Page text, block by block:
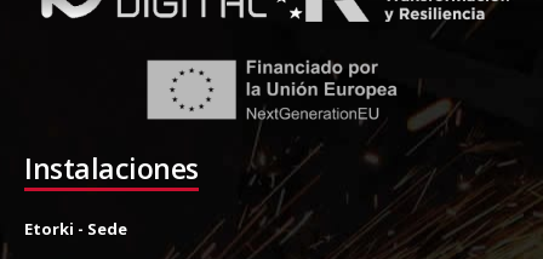
Instalaciones
Etorki - Sede